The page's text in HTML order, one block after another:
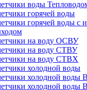
воды
горячей воды
горячей воды с
на воду ОСВУ
на воду СТВУ
на воду СТВХ
холодной воды
холодной воды
холодной воды